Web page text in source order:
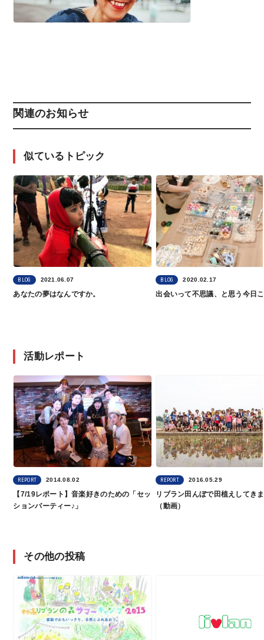
関連のお知らせ
似ているトピック
BLOG 2021.06.07
あなたの夢はなんですか。
BLOG 2020.02.17
出会いって不思議、と思う今日
活動レポート
REPORT 2014.08.02
【7/19レポート】音楽好きのための「セッ
ションパーティー♪」
REPORT 2016.05.29
リブラン田んぼで田植えしてき
（動画）
その他の投稿